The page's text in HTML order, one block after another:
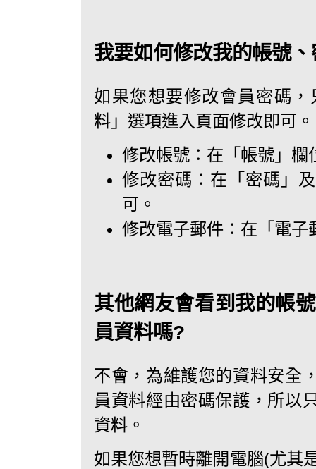
我要如何修改我的帳號
如果您想要修改會員密碼
料」選項進入頁面修改即可。
修改帳號：在「帳號」欄
修改密碼：在「密碼」
可。
修改電子郵件：在「電子
其他網友會看到我的帳
員資料嗎?
不會，為維護您的資料安全
員資料經由密碼保護，所以
資料。
如果您想暫時離開電腦(尤其